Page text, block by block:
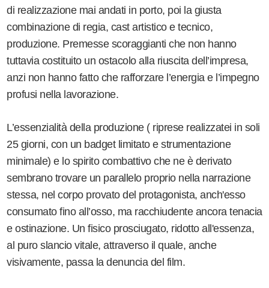
di realizzazione mai andati in porto, poi la giusta
combinazione di regia, cast artistico e tecnico,
produzione. Premesse scoraggianti che non hanno
tuttavia costituito un ostacolo alla riuscita dell’impresa,
anzi non hanno fatto che rafforzare l’energia e l’impegno
profusi nella lavorazione.
L’essenzialità della produzione ( riprese realizzatei in soli
25 giorni, con un badget limitato e strumentazione
minimale) e lo spirito combattivo che ne è derivato
sembrano trovare un parallelo proprio nella narrazione
stessa, nel corpo provato del protagonista, anch'esso
consumato fino all’osso, ma racchiudente ancora tenacia
e ostinazione. Un fisico prosciugato, ridotto all'essenza,
al puro slancio vitale, attraverso il quale, anche
visivamente, passa la denuncia del film.